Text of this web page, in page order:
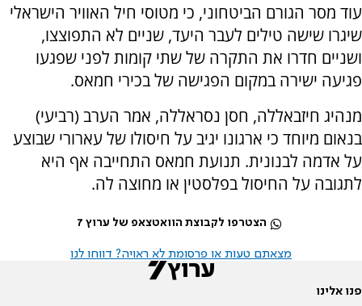
עוד מסר הגורם הביטחוני, כי מטוסי חיל האוויר הישראלי
שיגרו שישה טילים לעבר היעד, שניים לא התפוצצו,
ושניים חדרו את התקרה של שתי קומות לפני שפגעו
פגיעה ישירה במקום הפגישה של בכירי חמאס.
מנהיג חיזבאללה, חסן נסראללה, אמר הערב (רביעי)
בנאום מיוחד כי ארגונו יגיב על חיסולו של עארורי שבוצע
על אדמה לבנונית. תנועת חמאס התחייבה אף היא
לתגובה על החיסול בפלסטין או מחוצה לה.
הצטרפו לקבוצת הוואטצאפ של ערוץ 7
מצאתם טעות או פרסומת לא ראויה? דווחו לנו
פנו אלינו